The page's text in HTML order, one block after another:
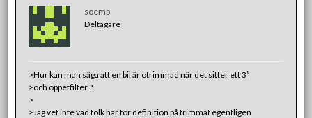
soemp
Deltagare
>Hur kan man säga att en bil är otrimmad när det sitter ett 3″
>och öppetfilter ?
>
>Jag vet inte vad folk har för definition på trimmat egentligen